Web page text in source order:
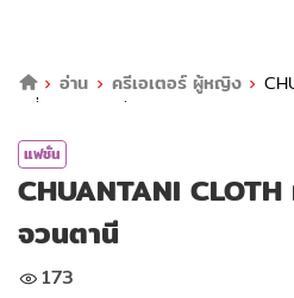
อ่าน
ครีเอเตอร์ ผู้หญิง
หมี่ลายจวนตานี
แฟชั่น
CHUANTANI
จวนตานี
173